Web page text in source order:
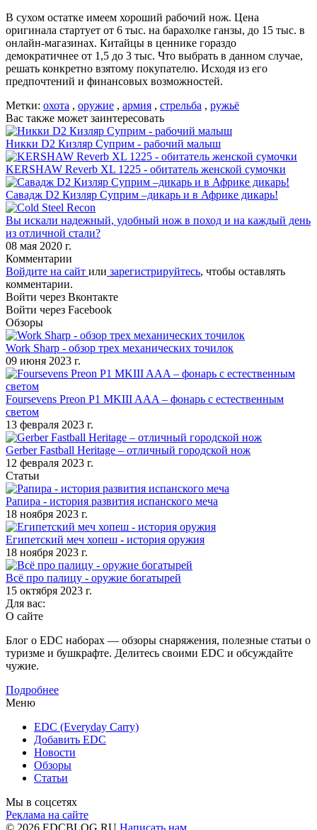
В сухом остатке имеем хороший рабочий нож. Цена
оригинала стартует от 6 тыс. на барахолке ганзы, до 15 тыс. в
онлайн-магазинах. Китайцы в ценнике гораздо
демократичнее от 1,5 до 3 тыс. Что выбрать в данном случае,
решать конкретно взятому покупателю. Исходя из его
предпочтений и финансовых возможностей.
Метки: охота , оружие , армия , стрельба , ружьё
Вас также может заинтересовать
Никки D2 Кизляр Суприм - рабочий малыш
KERSHAW Reverb XL 1225 - обитатель женской сумочки
Савадж D2 Кизляр Суприм –дикарь и в Африке дикарь!
Вы искали надежный, удобный нож в поход и на каждый день
из отличной стали?
08 мая 2020 г.
Комментарии
Войдите на сайт или зарегистрируйтесь, чтобы оставлять
комментарии.
Войти через Вконтакте
Войти через Facebook
Обзоры
Work Sharp - обзор трех механических точилок
09 июня 2023 г.
Foursevens Preon P1 MKIII AAA – фонарь с естественным
светом
13 февраля 2023 г.
Gerber Fastball Heritage – отличный городской нож
12 февраля 2023 г.
Статьи
Рапира - история развития испанского меча
18 ноября 2023 г.
Египетский меч хопеш - история оружия
18 ноября 2023 г.
Всё про палицу - оружие богатырей
15 октября 2023 г.
Для вас:
О сайте
Блог о EDC наборах — обзоры снаряжения, полезные статьи о
туризме и бушкрафте. Делитесь своими EDC и обсуждайте
чужие.
Подробнее
Меню
EDC (Everyday Carry)
Добавить EDC
Новости
Обзоры
Статьи
Мы в соцсетях
Реклама на сайте
© 2026 EDCBLOG.RU Написать нам